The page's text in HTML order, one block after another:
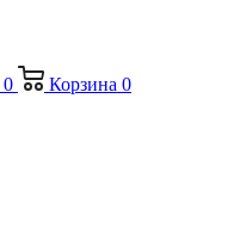
0 Корзина 0